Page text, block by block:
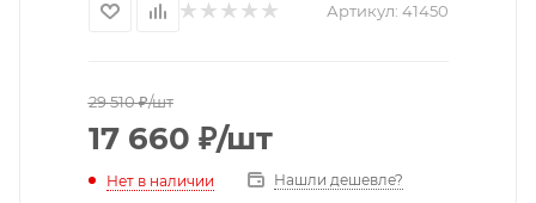
Артикул: 41450
29 510₽/шт
17 660 ₽/шт
Нет в наличии Нашли дешевле?